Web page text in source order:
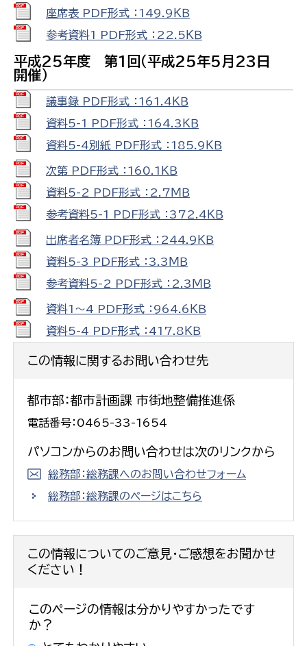
座席表 PDF形式 ：149.9ＫＢ
参考資料1 PDF形式 ：22.5ＫＢ
平成25年度 第1回（平成25年5月23日
開催）
議事録 PDF形式 ：161.4ＫＢ
資料5-1 PDF形式 ：164.3ＫＢ
資料5-4別紙 PDF形式 ：185.9ＫＢ
次第 PDF形式 ：160.1ＫＢ
資料5-2 PDF形式 ：2.7ＭＢ
参考資料5-1 PDF形式 ：372.4ＫＢ
出席者名簿 PDF形式 ：244.9ＫＢ
資料5-3 PDF形式 ：3.3ＭＢ
参考資料5-2 PDF形式 ：2.3ＭＢ
資料1～4 PDF形式 ：964.6ＫＢ
資料5-4 PDF形式 ：417.8ＫＢ
この情報に関するお問い合わせ先
都市部：都市計画課 市街地整備推進係
電話番号：0465-33-1654
パソコンからのお問い合わせは次のリンクから
総務部：総務課へのお問い合わせフォーム
総務部：総務課のページはこちら
この情報についてのご意見・ご感想をお聞かせ
ください！
このページの情報は分かりやすかったです
か？